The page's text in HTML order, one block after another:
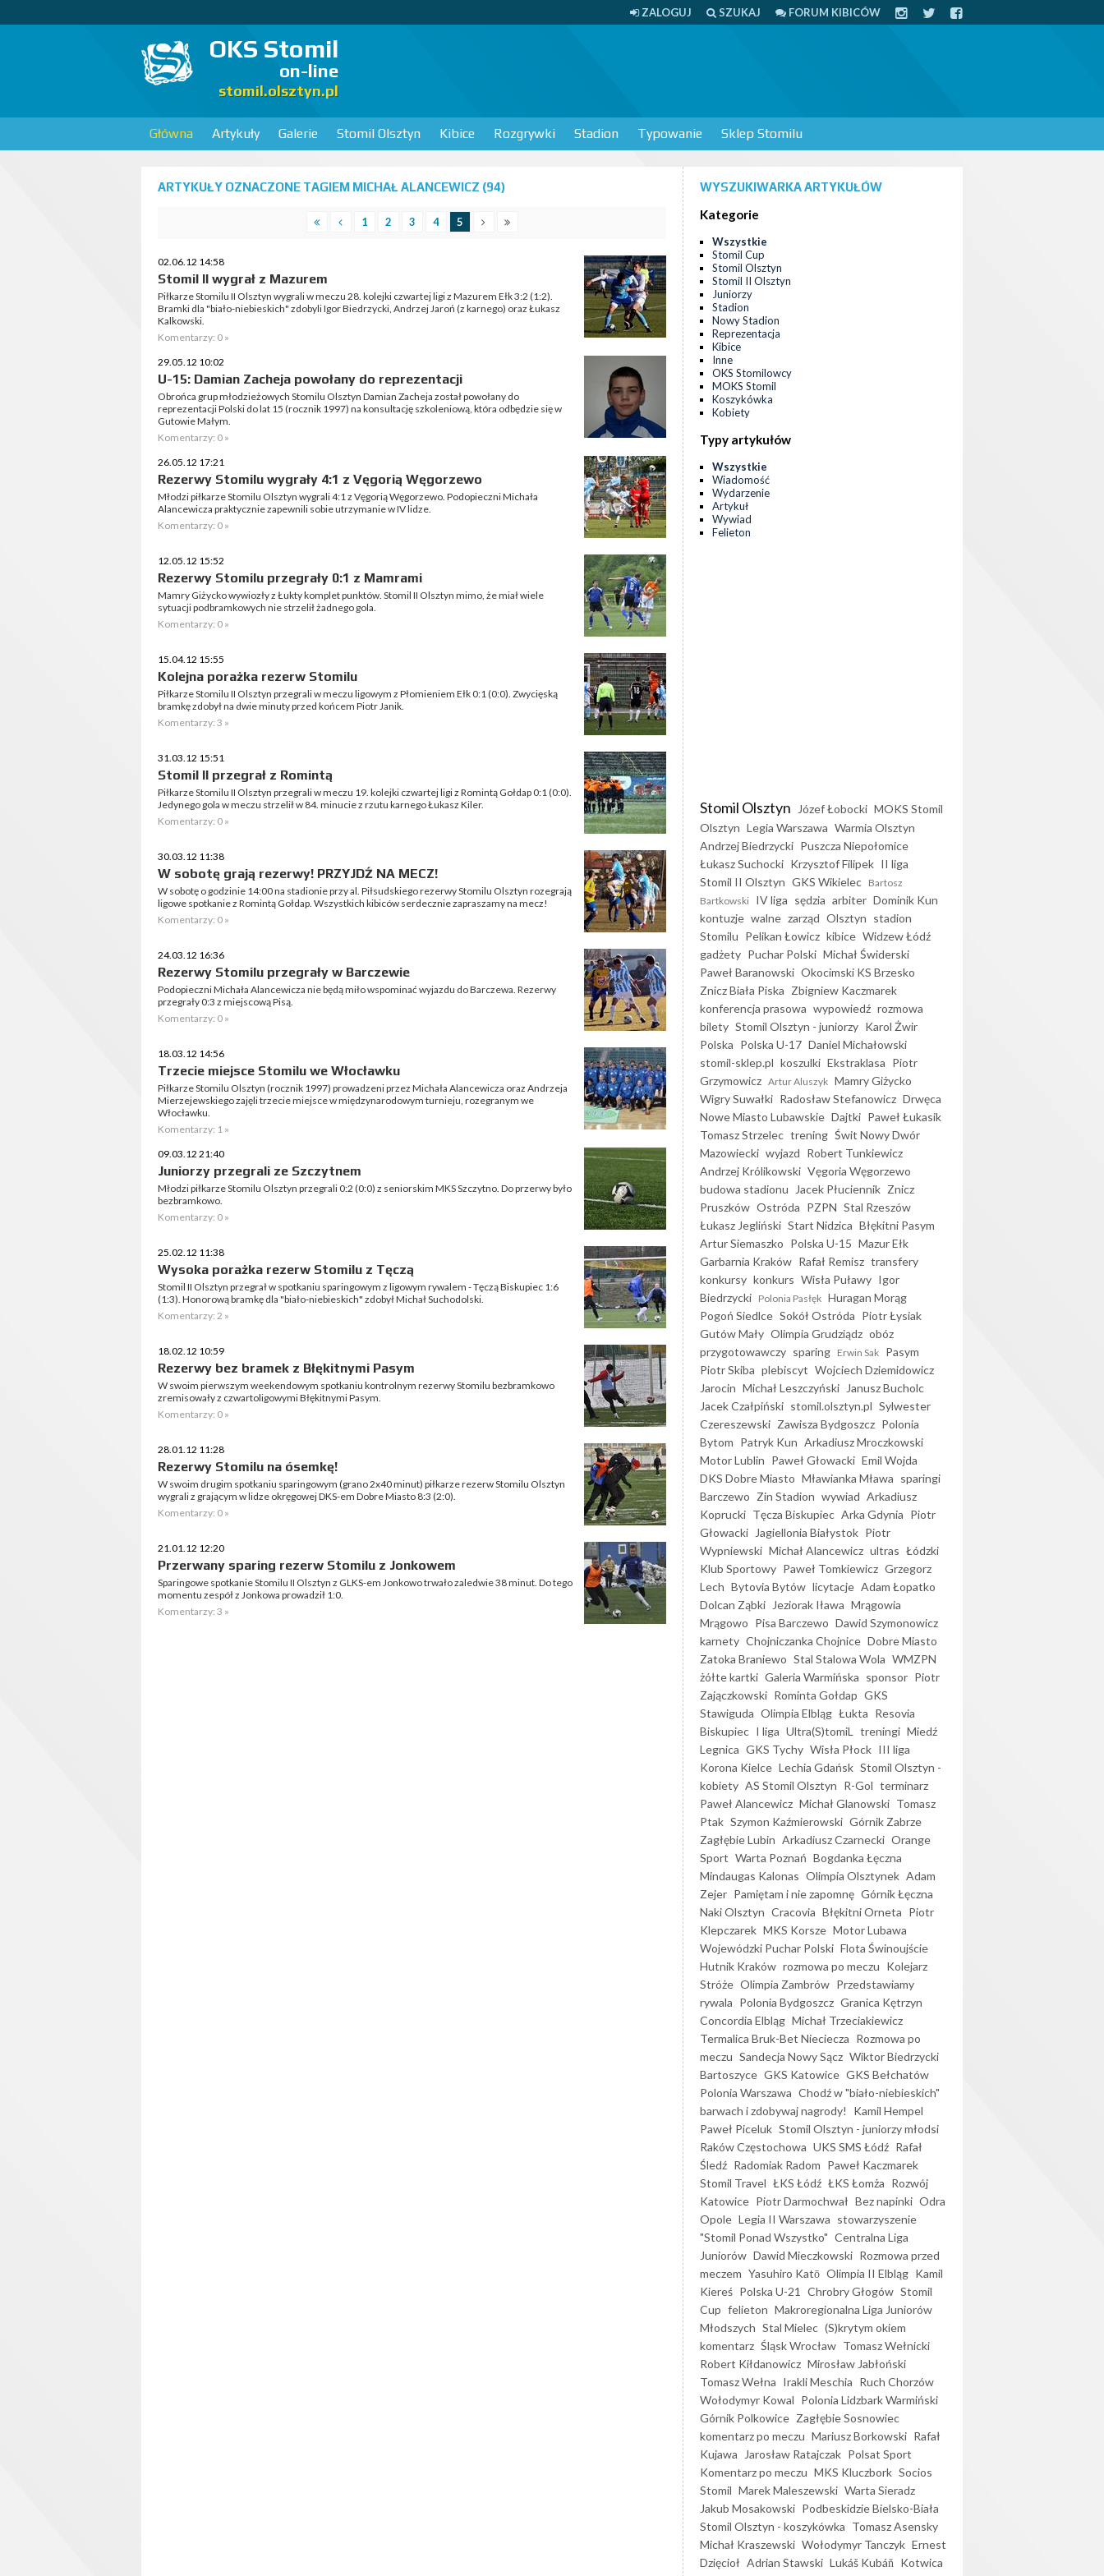
ZALOGUJ SZUKAJ FORUM KIBICÓW
OKS Stomil
on-line
stomil.olsztyn.pl
Główna Artykuły Galerie Stomil Olsztyn Kibice Rozgrywki Stadion Typowanie Sklep Stomilu
ARTYKUŁY OZNACZONE TAGIEM MICHAŁ ALANCEWICZ (94)
1 2 3 4 5
02.06.12 14:58
Stomil II wygrał z Mazurem
Piłkarze Stomilu II Olsztyn wygrali w meczu 28. kolejki czwartej ligi z Mazurem Ełk 3:2 (1:2).
Bramki dla "biało-niebieskich" zdobyli Igor Biedrzycki, Andrzej Jaroń (z karnego) oraz Łukasz
Kalkowski.
Komentarzy: 0 »
29.05.12 10:02
U-15: Damian Zacheja powołany do reprezentacji
Obrońca grup młodzieżowych Stomilu Olsztyn Damian Zacheja został powołany do
reprezentacji Polski do lat 15 (rocznik 1997) na konsultację szkoleniową, która odbędzie się w
Gutowie Małym.
Komentarzy: 0 »
26.05.12 17:21
Rezerwy Stomilu wygrały 4:1 z Vęgorią Węgorzewo
Młodzi piłkarze Stomilu Olsztyn wygrali 4:1 z Vęgorią Węgorzewo. Podopieczni Michała
Alancewicza praktycznie zapewnili sobie utrzymanie w IV lidze.
Komentarzy: 0 »
12.05.12 15:52
Rezerwy Stomilu przegrały 0:1 z Mamrami
Mamry Giżycko wywiozły z Łukty komplet punktów. Stomil II Olsztyn mimo, że miał wiele
sytuacji podbramkowych nie strzelił żadnego gola.
Komentarzy: 0 »
15.04.12 15:55
Kolejna porażka rezerw Stomilu
Piłkarze Stomilu II Olsztyn przegrali w meczu ligowym z Płomieniem Ełk 0:1 (0:0). Zwycięską
bramkę zdobył na dwie minuty przed końcem Piotr Janik.
Komentarzy: 3 »
31.03.12 15:51
Stomil II przegrał z Romintą
Piłkarze Stomilu II Olsztyn przegrali w meczu 19. kolejki czwartej ligi z Romintą Gołdap 0:1 (0:0).
Jedynego gola w meczu strzelił w 84. minucie z rzutu karnego Łukasz Kiler.
Komentarzy: 0 »
30.03.12 11:38
W sobotę grają rezerwy! PRZYJDŹ NA MECZ!
W sobotę o godzinie 14:00 na stadionie przy al. Piłsudskiego rezerwy Stomilu Olsztyn rozegrają
ligowe spotkanie z Romintą Gołdap. Wszystkich kibiców serdecznie zapraszamy na mecz!
Komentarzy: 0 »
24.03.12 16:36
Rezerwy Stomilu przegrały w Barczewie
Podopieczni Michała Alancewicza nie będą miło wspominać wyjazdu do Barczewa. Rezerwy
przegrały 0:3 z miejscową Pisą.
Komentarzy: 0 »
18.03.12 14:56
Trzecie miejsce Stomilu we Włocławku
Piłkarze Stomilu Olsztyn (rocznik 1997) prowadzeni przez Michała Alancewicza oraz Andrzeja
Mierzejewskiego zajęli trzecie miejsce w międzynarodowym turnieju, rozegranym we
Włocławku.
Komentarzy: 1 »
09.03.12 21:40
Juniorzy przegrali ze Szczytnem
Młodzi piłkarze Stomilu Olsztyn przegrali 0:2 (0:0) z seniorskim MKS Szczytno. Do przerwy było
bezbramkowo.
Komentarzy: 0 »
25.02.12 11:38
Wysoka porażka rezerw Stomilu z Tęczą
Stomil II Olsztyn przegrał w spotkaniu sparingowym z ligowym rywalem - Tęczą Biskupiec 1:6
(1:3). Honorową bramkę dla "biało-niebieskich" zdobył Michał Suchodolski.
Komentarzy: 2 »
18.02.12 10:59
Rezerwy bez bramek z Błękitnymi Pasym
W swoim pierwszym weekendowym spotkaniu kontrolnym rezerwy Stomilu bezbramkowo
zremisowały z czwartoligowymi Błękitnymi Pasym.
Komentarzy: 0 »
28.01.12 11:28
Rezerwy Stomilu na ósemkę!
W swoim drugim spotkaniu sparingowym (grano 2x40 minut) piłkarze rezerw Stomilu Olsztyn
wygrali z grającym w lidze okręgowej DKS-em Dobre Miasto 8:3 (2:0).
Komentarzy: 0 »
21.01.12 12:20
Przerwany sparing rezerw Stomilu z Jonkowem
Sparingowe spotkanie Stomilu II Olsztyn z GLKS-em Jonkowo trwało zaledwie 38 minut. Do tego
momentu zespół z Jonkowa prowadził 1:0.
Komentarzy: 3 »
WYSZUKIWARKA ARTYKUŁÓW
Kategorie
Wszystkie
Stomil Cup
Stomil Olsztyn
Stomil II Olsztyn
Juniorzy
Stadion
Nowy Stadion
Reprezentacja
Kibice
Inne
OKS Stomilowcy
MOKS Stomil
Koszykówka
Kobiety
Typy artykułów
Wszystkie
Wiadomość
Wydarzenie
Artykuł
Wywiad
Felieton
Stomil Olsztyn Józef Łobocki MOKS Stomil
Olsztyn Legia Warszawa Warmia Olsztyn
Andrzej Biedrzycki Puszcza Niepołomice
Łukasz Suchocki Krzysztof Filipek II liga
Stomil II Olsztyn GKS Wikielec Bartosz
Bartkowski IV liga sędzia arbiter Dominik Kun
kontuzje walne zarząd Olsztyn stadion
Stomilu Pelikan Łowicz kibice Widzew Łódź
gadżety Puchar Polski Michał Świderski
Paweł Baranowski Okocimski KS Brzesko
Znicz Biała Piska Zbigniew Kaczmarek
konferencja prasowa wypowiedź rozmowa
bilety Stomil Olsztyn - juniorzy Karol Żwir
Polska Polska U-17 Daniel Michałowski
stomil-sklep.pl koszulki Ekstraklasa Piotr
Grzymowicz Artur Aluszyk Mamry Giżycko
Wigry Suwałki Radosław Stefanowicz Drwęca
Nowe Miasto Lubawskie Dajtki Paweł Łukasik
Tomasz Strzelec trening Świt Nowy Dwór
Mazowiecki wyjazd Robert Tunkiewicz
Andrzej Królikowski Vęgoria Węgorzewo
budowa stadionu
Jacek Płuciennik Znicz
Pruszków Ostróda PZPN Stal Rzeszów
Łukasz Jegliński Start Nidzica Błękitni Pasym
Artur Siemaszko Polska U-15 Mazur Ełk
Garbarnia Kraków Rafał Remisz transfery
konkursy konkurs Wisła Puławy Igor
Biedrzycki Polonia Pasłęk Huragan Morąg
Pogoń Siedlce Sokół Ostróda Piotr Łysiak
Gutów Mały Olimpia Grudziądz obóz
przygotowawczy sparing Erwin Sak Pasym
Piotr Skiba plebiscyt Wojciech Dziemidowicz
Jarocin Michał Leszczyński
Janusz Bucholc
Jacek Czałpiński stomil.olsztyn.pl Sylwester
Czereszewski Zawisza Bydgoszcz Polonia
Bytom Patryk Kun Arkadiusz Mroczkowski
Motor Lublin Paweł Głowacki Emil Wojda
DKS Dobre Miasto Mławianka Mława sparingi
Barczewo Zin Stadion wywiad Arkadiusz
Koprucki Tęcza Biskupiec Arka Gdynia Piotr
Głowacki
Jagiellonia Białystok Piotr
Wypniewski Michał Alancewicz ultras Łódzki
Klub Sportowy Paweł Tomkiewicz Grzegorz
Lech Bytovia Bytów licytacje Adam Łopatko
Dolcan Ząbki
Jeziorak Iława Mrągowia
Mrągowo Pisa Barczewo Dawid Szymonowicz
karnety Chojniczanka Chojnice Dobre Miasto
Zatoka Braniewo Stal Stalowa Wola WMZPN
żółte kartki Galeria Warmińska sponsor Piotr
Zajączkowski Rominta Gołdap GKS
Stawiguda Olimpia Elbląg Łukta Resovia
Biskupiec I liga Ultra(S)tomiL treningi Miedź
Legnica GKS Tychy Wisła Płock III liga
Korona Kielce Lechia Gdańsk Stomil Olsztyn -
kobiety AS Stomil Olsztyn R-Gol terminarz
Paweł Alancewicz Michał Glanowski Tomasz
Ptak Szymon Kaźmierowski Górnik Zabrze
Zagłębie Lubin Arkadiusz Czarnecki Orange
Sport Warta Poznań Bogdanka Łęczna
Mindaugas Kalonas Olimpia Olsztynek Adam
Zejer Pamiętam i nie zapomnę Górnik Łęczna
Naki Olsztyn Cracovia Błękitni Orneta Piotr
Klepczarek MKS Korsze Motor Lubawa
Wojewódzki Puchar Polski Flota Świnoujście
Hutnik Kraków rozmowa po meczu Kolejarz
Stróże Olimpia Zambrów Przedstawiamy
rywala Polonia Bydgoszcz Granica Kętrzyn
Concordia Elbląg Michał Trzeciakiewicz
Termalica Bruk-Bet Nieciecza Rozmowa po
meczu Sandecja Nowy Sącz Wiktor Biedrzycki
Bartoszyce GKS Katowice GKS Bełchatów
Polonia Warszawa Chodź w "biało-niebieskich"
barwach i zdobywaj nagrody!
Kamil Hempel
Paweł Piceluk Stomil Olsztyn - juniorzy młodsi
Raków Częstochowa UKS SMS Łódź Rafał
Śledź Radomiak Radom Paweł Kaczmarek
Stomil Travel ŁKS Łódź ŁKS Łomża Rozwój
Katowice Piotr Darmochwał Bez napinki Odra
Opole Legia II Warszawa stowarzyszenie
"Stomil Ponad Wszystko" Centralna Liga
Juniorów Dawid Mieczkowski Rozmowa przed
meczem Yasuhiro Katō Olimpia II Elbląg Kamil
Kiereś Polska U-21 Chrobry Głogów Stomil
Cup felieton Makroregionalna Liga Juniorów
Młodszych Stal Mielec (S)krytym okiem
komentarz Śląsk Wrocław Tomasz Wełnicki
Robert Kiłdanowicz Mirosław Jabłoński
Tomasz Wełna Irakli Meschia Ruch Chorzów
Wołodymyr Kowal Polonia Lidzbark Warmiński
Górnik Polkowice Zagłębie Sosnowiec
komentarz po meczu Mariusz Borkowski Rafał
Kujawa
Jarosław Ratajczak Polsat Sport
Komentarz po meczu MKS Kluczbork Socios
Stomil Marek Maleszewski Warta Sieradz
Jakub Mosakowski Podbeskidzie Bielsko-Biała
Stomil Olsztyn - koszykówka Tomasz Asensky
Michał Kraszewski Wołodymyr Tanczyk Ernest
Dzięcioł Adrian Stawski Lukáš Kubáň Kotwica